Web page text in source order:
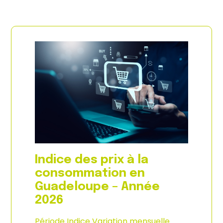
Indice des prix à la
consommation en
Guadeloupe – Année
2026